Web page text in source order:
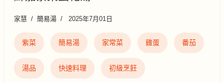
家慧 簡易湯 2025年7月01日
紫菜 簡易湯 家常菜 雞蛋 番茄
湯品 快速料理 初級烹飪